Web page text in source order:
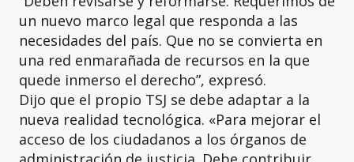
un nuevo marco legal que responda a las
necesidades del país. Que no se convierta en
una red enmarañada de recursos en la que
quede inmerso el derecho”, expresó.
Dijo que el propio TSJ se debe adaptar a la
nueva realidad tecnológica. «Para mejorar el
acceso de los ciudadanos a los órganos de